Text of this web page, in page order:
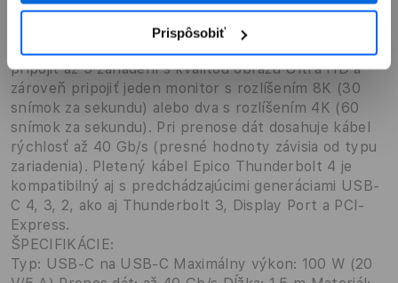
Prispôsobiť
zabraňuje zamotávaniu a je určený na každodenné
náročné používanie. Pomocou 1,5m kábla, ktorý
podporuje nabíjanie s výkonom až 100 W, môžete
pripojiť až 5 zariadení s kvalitou obrazu Ultra HD a
zároveň pripojiť jeden monitor s rozlíšením 8K (30
snímok za sekundu) alebo dva s rozlíšením 4K (60
snímok za sekundu). Pri prenose dát dosahuje kábel
rýchlosť až 40 Gb/s (presné hodnoty závisia od typu
zariadenia). Pletený kábel Epico Thunderbolt 4 je
kompatibilný aj s predchádzajúcimi generáciami USB-
C 4, 3, 2, ako aj Thunderbolt 3, Display Port a PCI-
Express.
ŠPECIFIKÁCIE:
Typ: USB-C na USB-C Maximálny výkon: 100 W (20